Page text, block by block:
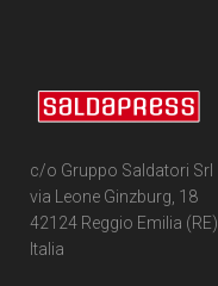
c/o Gruppo Saldatori Srl
via Leone Ginzburg, 18
42124 Reggio Emilia (RE)
Italia